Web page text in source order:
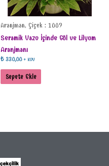
Aranjman, Çiçek : 1009
Seramik Vazo İçinde Gül ve Lilyum
Aranjmanı
₺ 330,00 + KDV
Sepete Ekle